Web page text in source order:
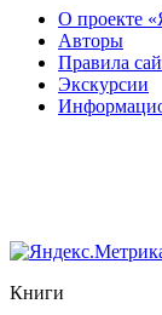
О проекте
Авторы
Правила
Экскурсии
Книги